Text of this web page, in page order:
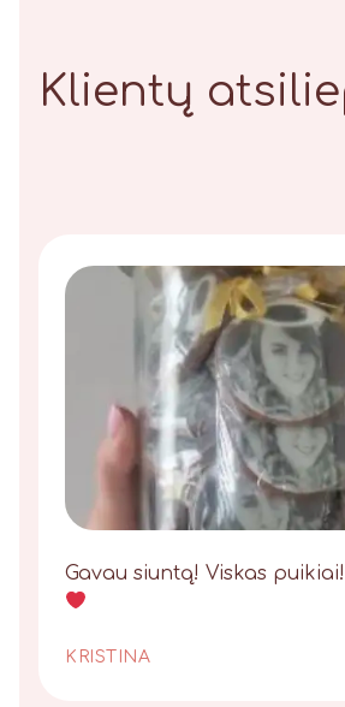
Klientų
Gavau siuntą! Viskas
KRISTINA